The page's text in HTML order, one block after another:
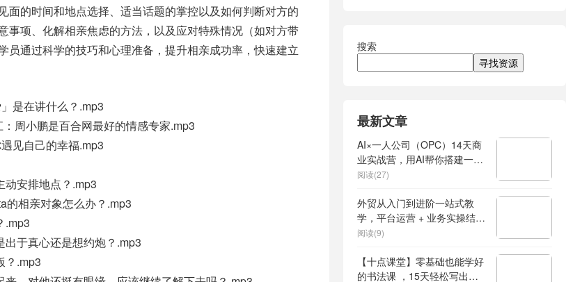
面的时间和地点选择、适当话题的掌控以及如何判断对方的
事项、化解相亲焦虑的方法，以及应对特殊情况（如对方带
员通过科学的技巧和心理准备，提升相亲成功率，快速建立
是在讲什么？.mp3
周小鹏是百合网最好的情感专家.mp3
见自己的幸福.mp3
动安排地点？.mp3
的相亲对象怎么办？.mp3
.mp3
于真心还是想约炮？.mp3
？.mp3
搜索
寻找资源
最新文章
AI×一人公司（OPC）14天商
业实战营，用AI帮你搭建一个
属于你自己的、能独立賺钱的
阅读(27)
外贸从入门到进阶一站式教
学，平台运营 + 业务实操结
合，实现业绩稳步增长
阅读(9)
【十点课堂】零基础也能学好
的书法课 ，15天轻松写出漂